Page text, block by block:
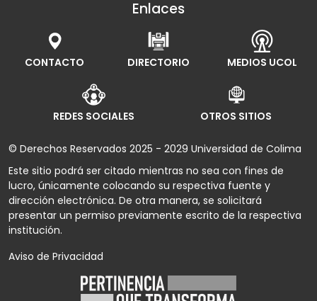
Enlaces
CONTACTO DIRECTORIO MEDIOS UCOL
REDES SOCIALES OTROS SITIOS
© Derechos Reservados 2025 - 2029 Universidad de Colima
Este sitio podrá ser citado mientras no sea con fines de
lucro, únicamente colocando su respectiva fuente y
dirección electrónica. De otra manera, se solicitará
presentar un permiso previamente escrito de la respectiva
institución.
Aviso de Privacidad